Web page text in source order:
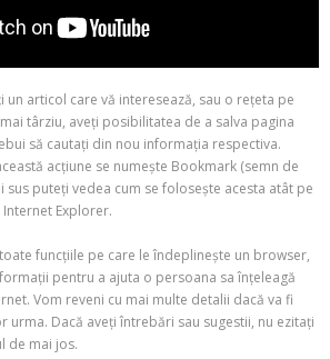
un articol care vă interesează, sau o rețeta pe
târziu, aveți posibilitatea de a salva pagina
să cautați din nou informația respectiva.
acțiune se numește Bookmark (semn de
sus puteți vedea cum se folosește acesta atât pe
Explorer.
funcțiile pe care le îndeplinește un browser,
pentru a ajuta o persoana sa înțeleagă
Vom reveni cu mai multe detalii dacă va fi
urma. Dacă aveți întrebări sau sugestii, nu ezitați
de mai jos.